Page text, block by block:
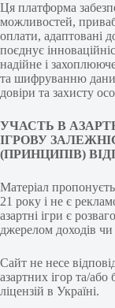
Ця платформа
можливостей,
оплати, адаптовані
поєднує
надійне і
та шифруванню
довіри та захисту
УЧАСТЬ В
ІГРОВУ
(ПРИНЦИПІВ)
Матеріал
21 року і не є
азартні ігри є
джерелом доходів
Сайт не несе
азартних ігор та/або
ліцензій в Україні.